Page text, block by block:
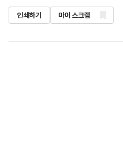
인쇄하기 마이 스크랩